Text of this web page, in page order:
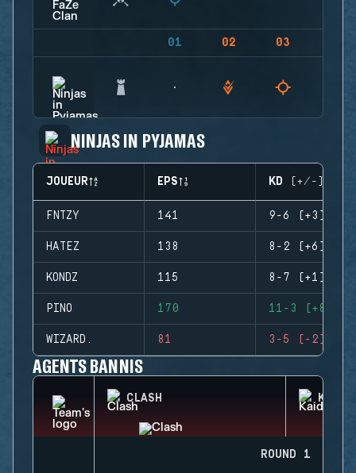
01 02 03
NINJAS IN PYJAMAS
JOUEUR EPS KD (+/-)
FNTZY 141 9-6 (+3)
HATEZ 138 8-2 (+6)
KONDZ 115 8-7 (+1)
PINO 170 11-3 (+8)
WIZARD. 81 3-5 (-2)
AGENTS BANNIS
CLASH KAID
ROUND 1